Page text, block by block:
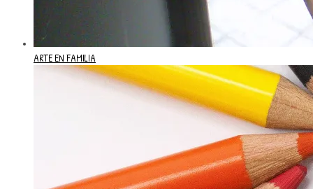
ARTE EN FAMILIA